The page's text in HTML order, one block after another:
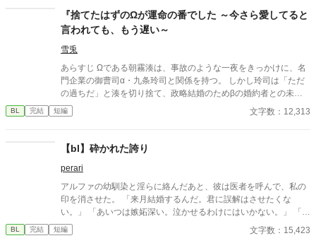
『捨てたはずのΩが運命の番でした ～今さら愛してると
言われても、もう遅い～
雪兎
あらすじ Ωである朝霧湊は、事故のような一夜をきっかけに、名
門企業の御曹司α・九条玲司と関係を持つ。 しかし玲司は「ただ
の過ちだ」と湊を切り捨て、政略結婚のためβの婚約者との未来
を選んだ。 深く傷ついた湊は、彼の前から姿を消す。 数か月後―
―。 湊の身体は、これまで誰も知らなかった希少な『遅咲きΩ』
たと知る。 「戻ってきてくれ」 今さら必死に追いかけてくる玲
司。 だが湊の隣には、自分を支え続けてくれた医師のα・神崎伊
織がいた。 「あなたは俺を捨てたでしょう」 後悔に苦しむα、執
着する第二のα、そして希少Ωを巡る陰謀。 もう二度と傷つきた
くないΩが最後に選ぶ相手とは――。 捨てた側の後悔と執着が加
速する、すれ違いオメガバースBL。
BL 完結 短編 文字数：12,313
【bl】砕かれた誇り
perari
アルファの幼馴染と淫らに絡んだあと、彼は医者を呼んで、私の
印を消させた。 「来月結婚するんだ。君に誤解はさせたくな
い。」 「あいつは嫉妬深い。泣かせるわけにはいかない。」 「君
ももう年頃の残り物のオメガだろ？ 俺の印をつけたまま、他の
アルファとお見合いするなんてありえない。」 彼は冷たく、けれ
BL 完結 短編 文字数：15,423